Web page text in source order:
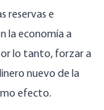
reservas e
la economía a
lo tanto, forzar a
nuevo de la
efecto.